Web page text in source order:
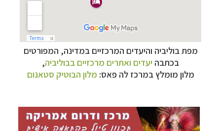
מפת בוליביה והיעדים המרכזיים במדינה, המפורטים
בכתבה יעדים ואתרים מרכזיים בבוליביה,
מלון מומלץ במרכז לה פאס: מלון הבוטיק סטאנום